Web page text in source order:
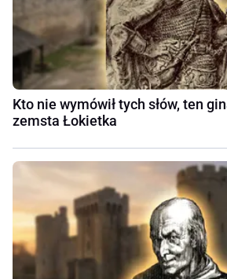
Kto nie wymówił tych słów, ten
zemsta Łokietka